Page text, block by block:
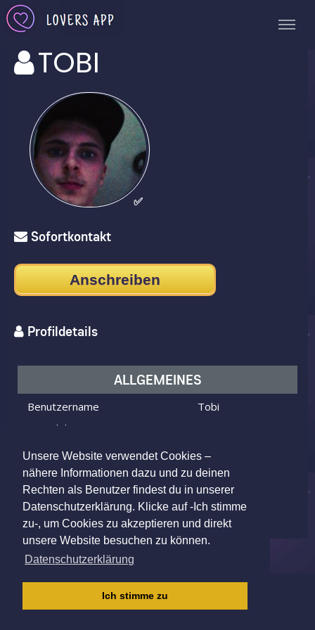
Unsere Website verwendet Cookies –
nähere Informationen dazu und zu deinen
Rechten als Benutzer findest du in unserer
Datenschutzerklärung. Klicke auf -Ich stimme
zu-, um Cookies zu akzeptieren und direkt
unsere Website besuchen zu können.
Datenschutzerklärung
Ich stimme zu
TOBI
✅
Sofortkontakt
Anschreiben
Profildetails
ALLGEMEINES
Benutzername
Tobi
Ich bin
Ich suche
eine Frau
Alter
25 Jahre alt
Wohnort
Ruschberg, Germany
|AGB|DATENSCHUTZ
KINDERSCHUTZRICHTLINIE